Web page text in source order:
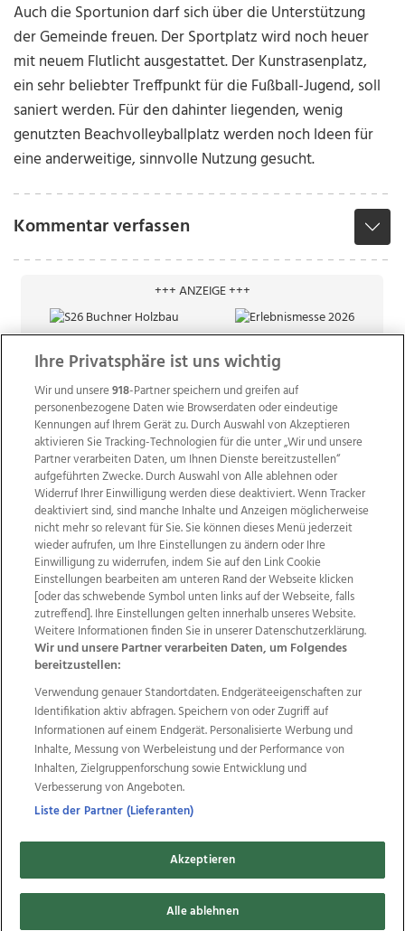
Auch die Sportunion darf sich über die Unterstützung
der Gemeinde freuen. Der Sportplatz wird noch heuer
mit neuem Flutlicht ausgestattet. Der Kunstrasenplatz,
ein sehr beliebter Treffpunkt für die Fußball-Jugend, soll
saniert werden. Für den dahinter liegenden, wenig
genutzten Beachvolleyballplatz werden noch Ideen für
eine anderweitige, sinnvolle Nutzung gesucht.
Kommentar verfassen
+++ ANZEIGE +++
Wir über uns Mediadaten Kontakt
Jobs
Datenschutz
Impressum
AGB Anzeigekunden
AGB Website
Ehrenkodex Politische Werbung
Weitere Angebote des Medienhauses Wimmer
TV1 di-mog-i.at OÖNow
Ischler Woche
Life Radio
OÖNachrichten
OÖN Immobilien
OÖN Karriere
OÖN Reise
Promenaden Galerien
Regionaljobs
wasistlos.at
Copyrights © 2026 Tips Zeitungs GmbH & Co KG
developed by11x11.net
Ihre Privatsphäre ist uns wichtig
Wir und unsere918-Partner speichern und greifen auf
personenbezogene Daten wie Browserdaten oder eindeutige
Kennungen auf Ihrem Gerät zu. Durch Auswahl von Akzeptieren
aktivieren Sie Tracking-Technologien für die unter „Wir und unsere
Partner verarbeiten Daten, um Ihnen Dienste bereitzustellen“
aufgeführten Zwecke. Durch Auswahl von Alle ablehnen oder
Widerruf Ihrer Einwilligung werden diese deaktiviert. Wenn Tracker
deaktiviert sind, sind manche Inhalte und Anzeigen möglicherweise
nicht mehr so relevant für Sie. Sie können dieses Menü jederzeit
wieder aufrufen, um Ihre Einstellungen zu ändern oder Ihre
Einwilligung zu widerrufen, indem Sie auf den Link Cookie
Einstellungen bearbeiten am unteren Rand der Webseite klicken
[oder das schwebende Symbol unten links auf der Webseite, falls
zutreffend]. Ihre Einstellungen gelten innerhalb unseres Website.
Weitere Informationen finden Sie in unserer Datenschutzerklärung.
Wir und unsere Partner verarbeiten Daten, um Folgendes
bereitzustellen:
Verwendung genauer Standortdaten. Endgeräteeigenschaften zur
Identifikation aktiv abfragen. Speichern von oder Zugriff auf
Informationen auf einem Endgerät. Personalisierte Werbung und
Inhalte, Messung von Werbeleistung und der Performance von
Inhalten, Zielgruppenforschung sowie Entwicklung und
Verbesserung von Angeboten.
Liste der Partner (Lieferanten)
Akzeptieren
Alle ablehnen